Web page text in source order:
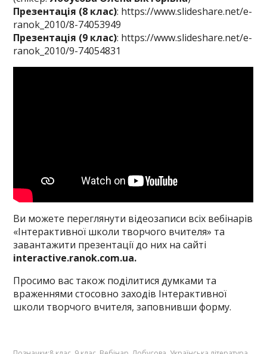
Презентація (8 клас): https://www.slideshare.net/e-
ranok_2010/8-74053949
Презентація (9 клас): https://www.slideshare.net/e-
ranok_2010/9-74054831
Ви можете переглянути відеозаписи всіх вебінарів
«Інтерактивної школи творчого вчителя» та
завантажити презентації до них на сайті
interactive.ranok.com.ua.
Просимо вас також поділитися думками та
враженнями стосовно заходів Інтерактивної
школи творчого вчителя, заповнившиформу.